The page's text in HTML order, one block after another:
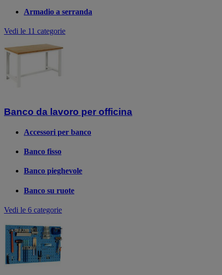
Armadio a serranda
Vedi le 11 categorie
Banco da lavoro per officina
Accessori per banco
Banco fisso
Banco pieghevole
Banco su ruote
Vedi le 6 categorie